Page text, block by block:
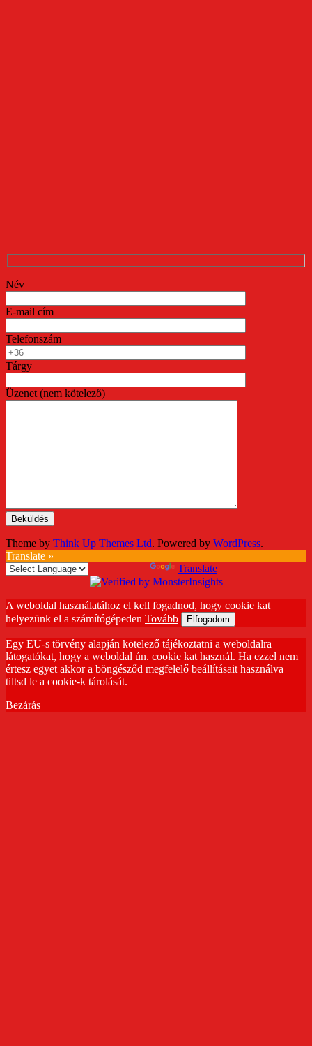
Név
E-mail cím
Telefonszám
Tárgy
Üzenet (nem kötelező)
Theme by Think Up Themes Ltd. Powered by WordPress.
Translate »
Translate
A weboldal használatához el kell fogadnod, hogy cookie kat
helyezünk el a számítógépeden Tovább Elfogadom
Egy EU-s törvény alapján kötelező tájékoztatni a weboldalra
látogatókat, hogy a weboldal ún. cookie kat használ. Ha ezzel nem
értesz egyet akkor a böngésződ megfelelő beállításait használva
tiltsd le a cookie-k tárolását.
Bezárás